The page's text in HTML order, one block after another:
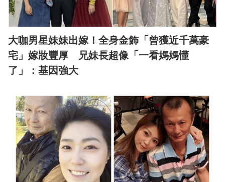
大咖男星妹妹出嫁！全身金飾「曾獲近千萬豪
宅」嫁妝豐厚 兄妹長超像「一看媽媽懂
了」：基因強大